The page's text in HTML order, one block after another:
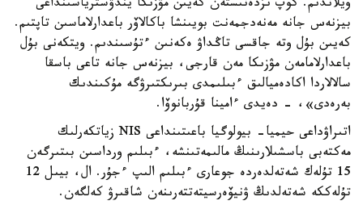
ويلاندىم. كوپ ىزدەنىستەن كەيىن مۋزىكا يندۋسترياسىنداعى
بيزنەس جانە مەنەدجمەنت بويىنشا باكالاۆر باعدارلاماسىن تاپتىم.
كەيىن بۇل وتە جاقسى تاڭداۋ ەكەنىن ءتۇسىندىم. ويتكەنى بۇل
باعدارلامامەن مۋزىكا مەن قارجى، بيزنەس جانە تاعى باسقا
سالالاردا اكادەميالىق ءبىلىمدى بىرىكتىرۋگە مۇكىندىك
بەرەدى»، - دەيدى ءامينا قۇربانوۆا.
اتىراۋداعى حيميا- بيولوگيا باعىتىنداعى NIS زياتكەرلىك
مەكتەبى باسشىلارىنىڭ مالىمەتىنشە، ءبىلىم ورداسىن بىتىرگەن
15 تۇلەك شەتەلدەردە جوعارى ءبىلىم الىپ ءجۇر. ال، بيىل 12
تۇلەككە شەتەلدىڭ ۋنيۆەرسيتەتتەرىنەن شاقىرۋ كەلگەن.